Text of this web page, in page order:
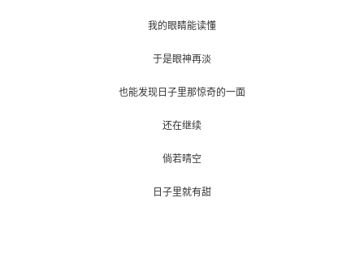
我的眼睛能读懂
于是眼神再淡
也能发现日子里那惊奇的一面
还在继续
倘若晴空
日子里就有甜